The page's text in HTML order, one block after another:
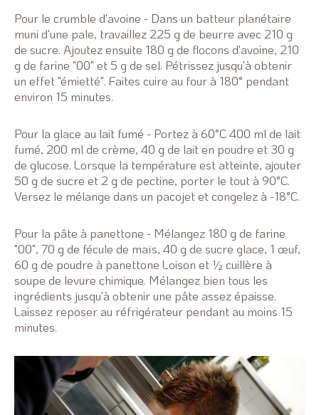
Pour le crumble d'avoine - Dans un batteur planétaire
muni d'une pale, travaillez 225 g de beurre avec 210 g
de sucre. Ajoutez ensuite 180 g de flocons d'avoine, 210
g de farine "00" et 5 g de sel. Pétrissez jusqu'à obtenir
un effet "émietté". Faites cuire au four à 180° pendant
environ 15 minutes.
Pour la glace au lait fumé - Portez à 60°C 400 ml de lait
fumé, 200 ml de crème, 40 g de lait en poudre et 30 g
de glucose. Lorsque la température est atteinte, ajouter
50 g de sucre et 2 g de pectine, porter le tout à 90°C.
Versez le mélange dans un pacojet et congelez à -18°C.
Pour la pâte à panettone - Mélangez 180 g de farine
"00", 70 g de fécule de maïs, 40 g de sucre glace, 1 œuf,
60 g de poudre à panettone Loison et ½ cuillère à
soupe de levure chimique. Mélangez bien tous les
ingrédients jusqu'à obtenir une pâte assez épaisse.
Laissez reposer au réfrigérateur pendant au moins 15
minutes.